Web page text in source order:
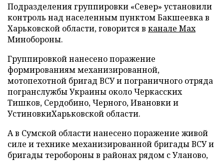
Подразделения группировки «Север» установили
контроль над населенным пунктом Бакшеевка в
Харьковской области, говорится в канале Max
Минобороны.
Группировкой нанесено поражение
формированиям механизированной,
мотопехотной бригад ВСУ и пограничного отряда
погранслужбы Украины около Черкасских
Тишков, Сердобино, Черного, Ивановки и
УстиновкиХарьковской области.
А в Сумской области нанесено поражение живой
силе и технике механизированной бригады ВСУ и
бригады теробороны в районах рядом с Уланово,